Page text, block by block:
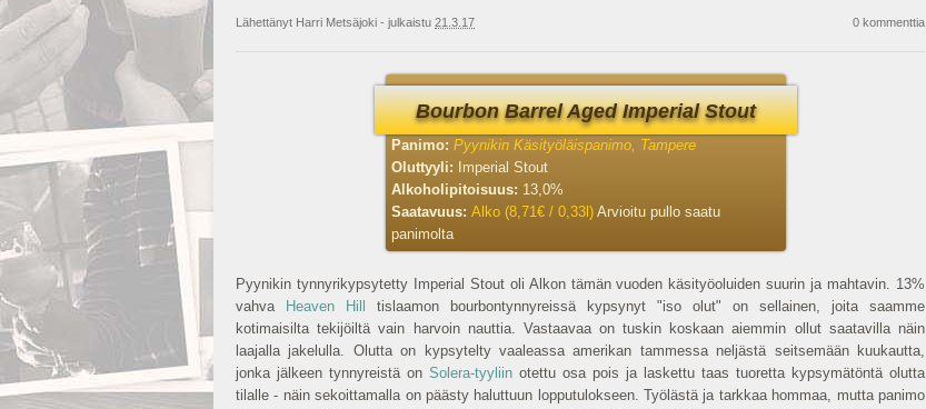
Lähettänyt Harri Metsäjoki - julkaistu 21.3.17 0 kommenttia
Bourbon Barrel Aged Imperial Stout
Panimo: Pyynikin Käsityöläispanimo, Tampere
Oluttyyli: Imperial Stout
Alkoholipitoisuus: 13,0%
Saatavuus: Alko (8,71€ / 0,33l) Arvioitu pullo saatu
panimolta
Pyynikin tynnyrikypsytetty Imperial Stout oli Alkon tämän vuoden käsityöoluiden suurin ja mahtavin. 13%
vahva
Heaven Hill
tislaamon bourbontynnyreissä kypsynyt "iso olut" on sellainen, joita saamme
kotimaisilta tekijöiltä vain harvoin nauttia. Vastaavaa on tuskin koskaan aiemmin ollut saatavilla näin
laajalla jakelulla. Olutta on kypsytelty vaaleassa amerikan tammessa neljästä seitsemään kuukautta,
jonka jälkeen tynnyreistä on Solera-tyyliin otettu osa pois ja laskettu taas tuoretta kypsymätöntä olutta
tilalle - näin sekoittamalla on päästy haluttuun lopputulokseen. Työlästä ja tarkkaa hommaa, mutta panimo